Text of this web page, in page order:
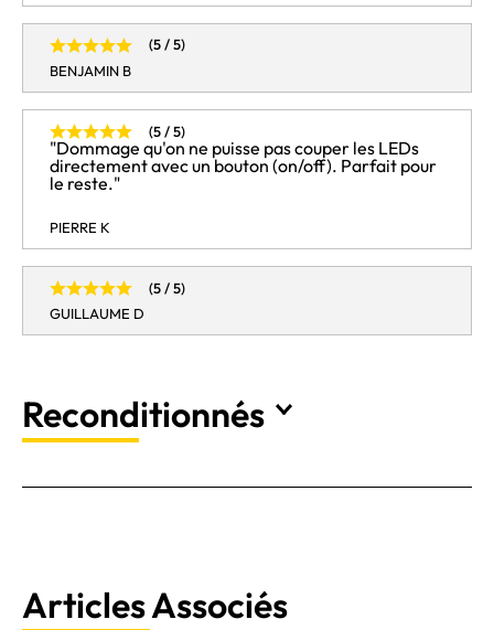
(5 / 5)
BENJAMIN B
(5 / 5)
"Dommage qu'on ne puisse pas couper les LEDs
directement avec un bouton (on/off). Parfait pour
le reste."
PIERRE K
(5 / 5)
GUILLAUME D
Reconditionnés
Articles Associés